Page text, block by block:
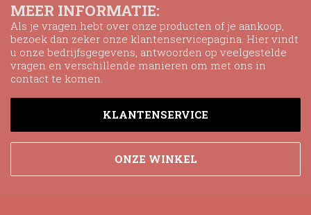
MEER INFORMATIE:
Als je vragen hebt over onze producten of je aankoop,
bezoek dan zeker onze klantenservicepagina. Hier vindt
u onze bedrijfsgegevens, antwoorden op veelgestelde
vragen en verschillende manieren om met ons in
contact te komen.
KLANTENSERVICE
ONZE WINKEL